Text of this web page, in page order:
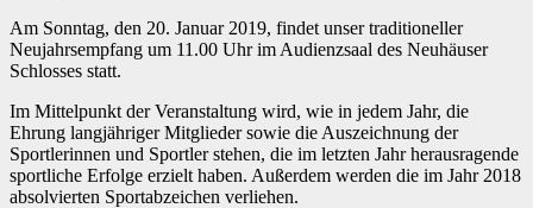
Am Sonntag, den 20. Januar 2019, findet unser traditioneller
Neujahrsempfang um 11.00 Uhr im Audienzsaal des Neuhäuser
Schlosses statt.
Im Mittelpunkt der Veranstaltung wird, wie in jedem Jahr, die
Ehrung langjähriger Mitglieder sowie die Auszeichnung der
Sportlerinnen und Sportler stehen, die im letzten Jahr herausragende
sportliche Erfolge erzielt haben. Außerdem werden die im Jahr 2018
absolvierten Sportabzeichen verliehen.